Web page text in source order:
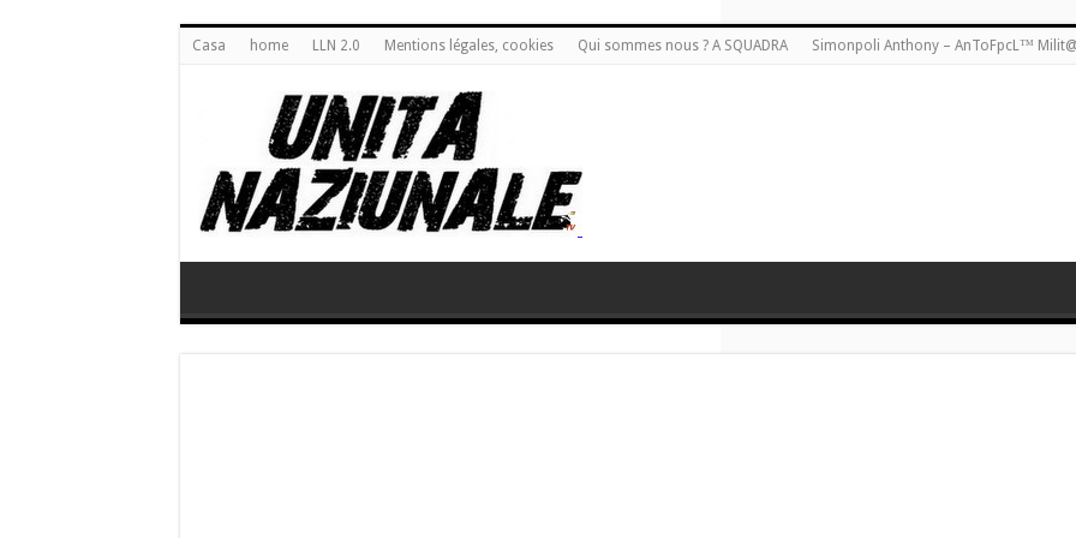
Casa home LLN 2.0 Mentions légales, cookies Qui sommes nous ? A SQUADRA Simonpoli Anthony – AnToFpcL™